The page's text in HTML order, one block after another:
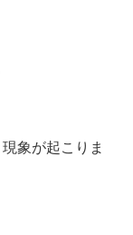
象が起こりま